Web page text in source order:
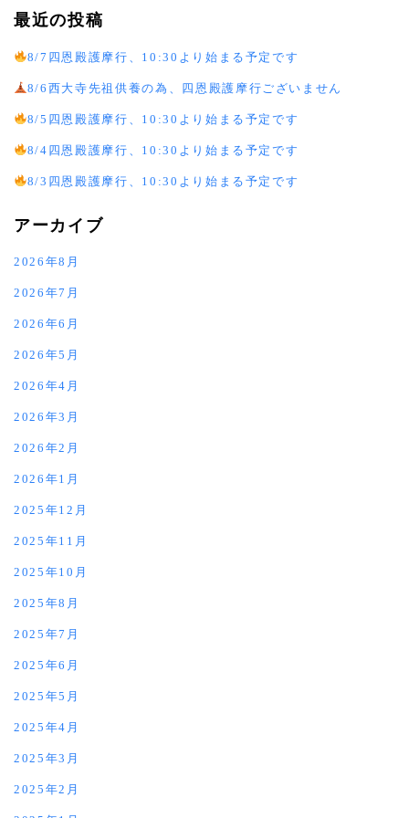
最近の投稿
8/7四恩殿護摩行、10:30より始まる予定です
8/6西大寺先祖供養の為、四恩殿護摩行ございません
8/5四恩殿護摩行、10:30より始まる予定です
8/4四恩殿護摩行、10:30より始まる予定です
8/3四恩殿護摩行、10:30より始まる予定です
アーカイブ
2026年8月
2026年7月
2026年6月
2026年5月
2026年4月
2026年3月
2026年2月
2026年1月
2025年12月
2025年11月
2025年10月
2025年8月
2025年7月
2025年6月
2025年5月
2025年4月
2025年3月
2025年2月